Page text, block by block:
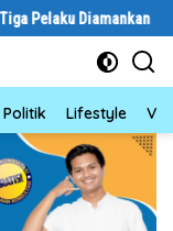
Rumah
Politik Lifestyle